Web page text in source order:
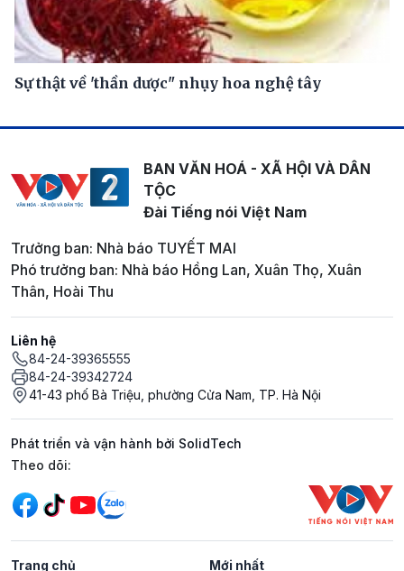
Sự thật về 'thần dược" nhụy hoa nghệ tây
BAN VĂN HOÁ - XÃ HỘI VÀ DÂN
TỘC
Đài Tiếng nói Việt Nam
Trưởng ban: Nhà báo TUYẾT MAI
Phó trưởng ban: Nhà báo Hồng Lan, Xuân Thọ, Xuân
Thân, Hoài Thu
Liên hệ
84-24-39365555
84-24-39342724
41-43 phố Bà Triệu, phường Cửa Nam, TP. Hà Nội
Phát triển và vận hành bởi SolidTech
Mạng xã hội
Theo dõi:
Trang chủ Mới nhất